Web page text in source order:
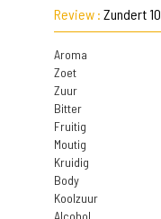
Review : Zundert 10
Aroma
Zoet
Zuur
Bitter
Fruitig
Moutig
Kruidig
Body
Koolzuur
Alcohol